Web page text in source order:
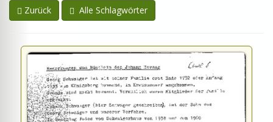
Zurück Alle Schlagwörter